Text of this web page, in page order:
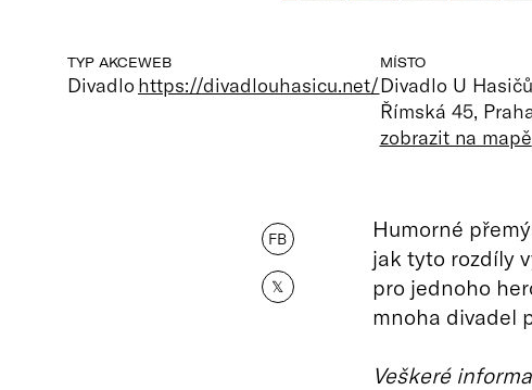
TYP AKCE
Divadlo
WEB
https://divadlouhasicu.net/
MÍSTO
Divadlo U Hasičů
Římská 45,
zobrazit na mapě
FB
𝕏
Humorné
jak tyto rozdíly
pro jednoho
mnoha divadel
Veškeré